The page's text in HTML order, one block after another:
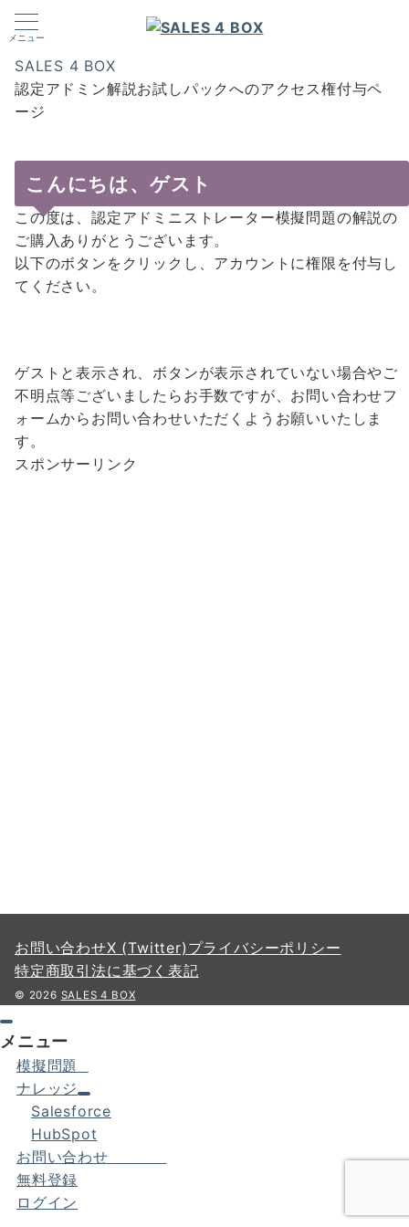
メニュー
SALES 4 BOX
認定アドミン解説お試しパックへのアクセス権付与ペ
ージ
こんにちは、ゲスト
この度は、認定アドミニストレーター模擬問題の解説の
ご購入ありがとうございます。
以下のボタンをクリックし、アカウントに権限を付与し
てください。
ゲストと表示され、ボタンが表示されていない場合やご
不明点等ございましたらお手数ですが、お問い合わせフ
ォームからお問い合わせいただくようお願いいたしま
す。
スポンサーリンク
お問い合わせX (Twitter) プライバシーポリシー
特定商取引法に基づく表記
© 2026 SALES 4 BOX
メニュー
模擬問題
ナレッジ
Salesforce
HubSpot
お問い合わせ
無料登録
ログイン